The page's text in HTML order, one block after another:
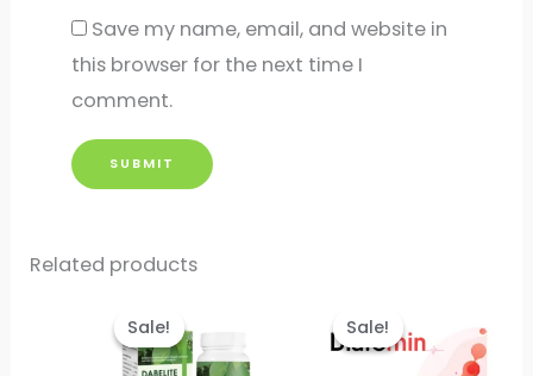
Save my name, email, and website in
this browser for the next time I
comment.
Related products
Sale!
Sale! Sale!
Sale!